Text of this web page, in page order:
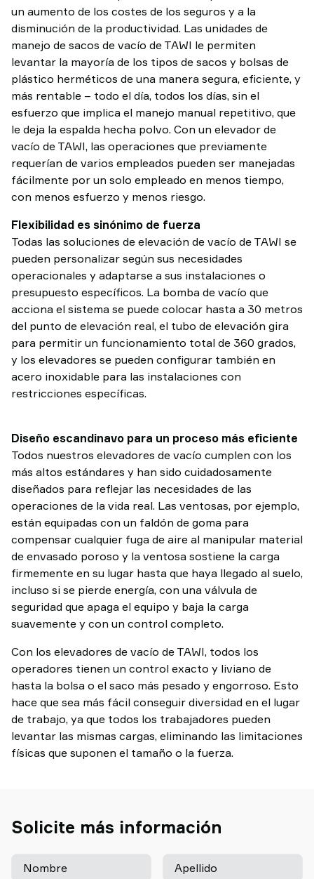
un aumento de los costes de los seguros y a la
disminución de la productividad. Las unidades de
manejo de sacos de vacío de TAWI le permiten
levantar la mayoría de los tipos de sacos y bolsas de
plástico herméticos de una manera segura, eficiente, y
más rentable – todo el día, todos los días, sin el
esfuerzo que implica el manejo manual repetitivo, que
le deja la espalda hecha polvo. Con un elevador de
vacío de TAWI, las operaciones que previamente
requerían de varios empleados pueden ser manejadas
fácilmente por un solo empleado en menos tiempo,
con menos esfuerzo y menos riesgo.
Flexibilidad es sinónimo de fuerza
Todas las soluciones de elevación de vacío de TAWI se
pueden personalizar según sus necesidades
operacionales y adaptarse a sus instalaciones o
presupuesto específicos. La bomba de vacío que
acciona el sistema se puede colocar hasta a 30 metros
del punto de elevación real, el tubo de elevación gira
para permitir un funcionamiento total de 360 grados,
y los elevadores se pueden configurar también en
acero inoxidable para las instalaciones con
restricciones específicas.
Diseño escandinavo para un proceso más eficiente
Todos nuestros elevadores de vacío cumplen con los
más altos estándares y han sido cuidadosamente
diseñados para reflejar las necesidades de las
operaciones de la vida real. Las ventosas, por ejemplo,
están equipadas con un faldón de goma para
compensar cualquier fuga de aire al manipular material
de envasado poroso y la ventosa sostiene la carga
firmemente en su lugar hasta que haya llegado al suelo,
incluso si se pierde energía, con una válvula de
seguridad que apaga el equipo y baja la carga
suavemente y con un control completo.
Con los elevadores de vacío de TAWI, todos los
operadores tienen un control exacto y liviano de
hasta la bolsa o el saco más pesado y engorroso. Esto
hace que sea más fácil conseguir diversidad en el lugar
de trabajo, ya que todos los trabajadores pueden
levantar las mismas cargas, eliminando las limitaciones
físicas que suponen el tamaño o la fuerza.
Solicite más información
Nombre Apellido